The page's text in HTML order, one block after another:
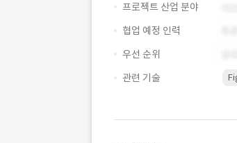
프로젝트 산업 분야
협업 예정 인력
우선 순위
관련 기술